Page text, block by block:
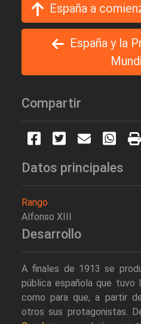
España a
España y la
Compartir
Datos principales
Rango
Alfonso XIII
Desarrollo
A finales de 1913 se
pública española que tuvo
como para que, a partir
otros sus protagonistas.